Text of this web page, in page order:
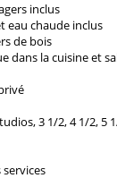
inclus
eau chaude inclus
de bois
dans la cuisine et
3 1/2, 4 1/2, 5